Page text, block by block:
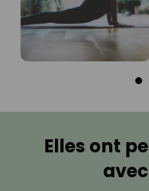
Elles ont
avec